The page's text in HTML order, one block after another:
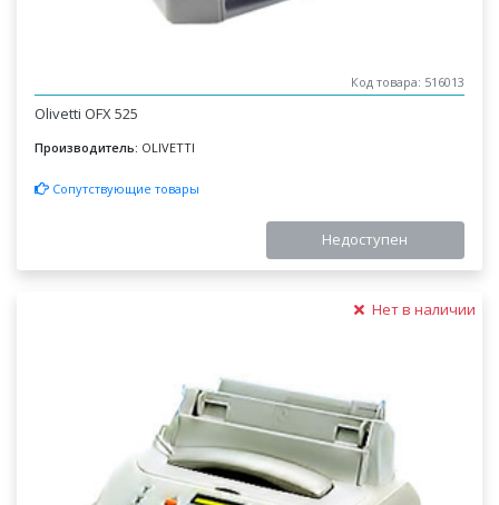
Код товара: 516013
Olivetti OFX 525
Производитель: OLIVETTI
Сопутствующие товары
Недоступен
Нет в наличии